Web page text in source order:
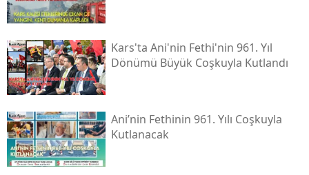
Kars'ta Ani'nin Fethi'nin 961. Yıl
Dönümü Büyük Coşkuyla Kutlandı
Ani’nin Fethinin 961. Yılı Coşkuyla
Kutlanacak